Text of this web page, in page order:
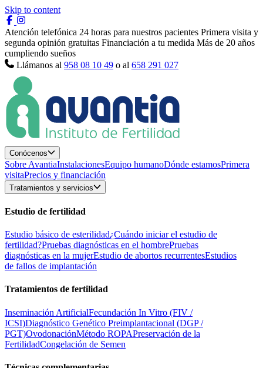
Skip to content
Atención telefónica 24 horas para nuestros pacientes Primera visita y
segunda opinión gratuitas Financiación a tu medida Más de 20 años
cumpliendo sueños
Llámanos al 958 08 10 49 o al 658 291 027
Conócenos
Sobre AvantiaInstalacionesEquipo humanoDónde estamosPrimera
visitaPrecios y financiación
Tratamientos y servicios
Estudio de fertilidad
Estudio básico de esterilidad¿Cuándo iniciar el estudio de
fertilidad?Pruebas diagnósticas en el hombrePruebas
diagnósticas en la mujerEstudio de abortos recurrentesEstudios
de fallos de implantación
Tratamientos de fertilidad
Inseminación ArtificialFecundación In Vitro (FIV /
ICSI)Diagnóstico Genético Preimplantacional (DGP /
PGT)OvodonaciónMétodo ROPAPreservación de la
FertilidadCongelación de Semen